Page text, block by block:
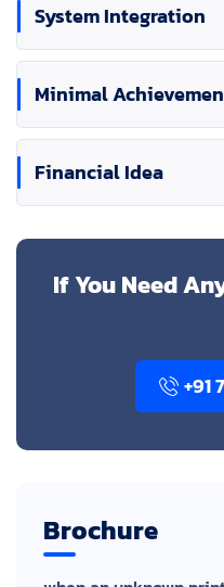
System Integration
Minimal
Financial Idea
If You Need
+91
Brochure